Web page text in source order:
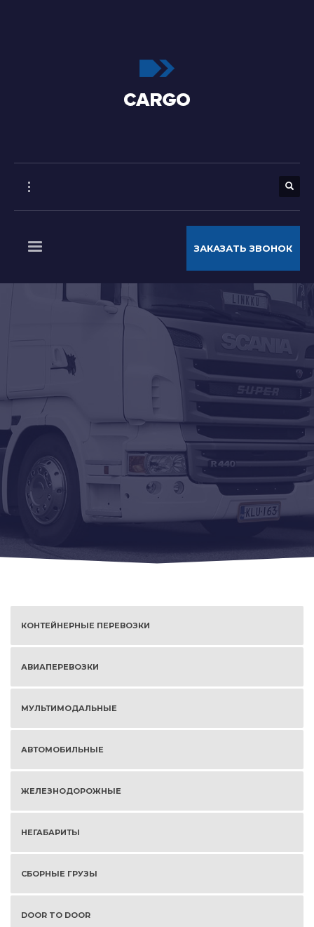
ЗАКАЗАТЬ ЗВОНОК
КОНТЕЙНЕРНЫЕ ПЕРЕВОЗКИ
АВИАПЕРЕВОЗКИ
МУЛЬТИМОДАЛЬНЫЕ
АВТОМОБИЛЬНЫЕ
ЖЕЛЕЗНОДОРОЖНЫЕ
НЕГАБАРИТЫ
СБОРНЫЕ ГРУЗЫ
DOOR TO DOOR